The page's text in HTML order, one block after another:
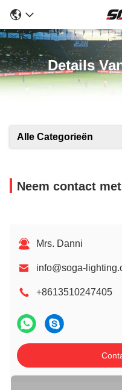
Details
Alle Categorieën
Neem contact
Mrs. Danni
info@soga-
+8613510247405